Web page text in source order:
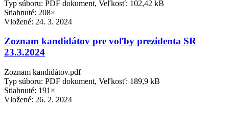
Typ súboru: PDF dokument, Veľkosť: 102,42 kB
Stiahnuté: 208×
Vložené: 24. 3. 2024
Zoznam kandidátov pre voľby prezidenta SR
23.3.2024
Zoznam kandidátov.pdf
Typ súboru: PDF dokument, Veľkosť: 189,9 kB
Stiahnuté: 191×
Vložené: 26. 2. 2024